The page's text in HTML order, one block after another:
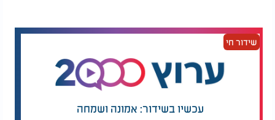
מדי, הוסיפו מעט מנוזלי הבישול ששמרתם.
העבירו את הפירה לכלי הגשה, פזרו מעל פטרוזיליה
שידור חי
עכשיו בשידור: אמונה ושמחה